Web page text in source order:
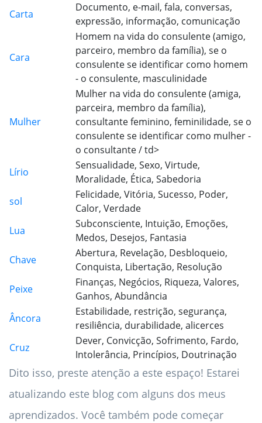
Carta
Documento, e-mail, fala, conversas,
expressão, informação, comunicação
Cara
Homem na vida do consulente (amigo,
parceiro, membro da família), se o
consulente se identificar como homem
- o consulente, masculinidade
Mulher
Mulher na vida do consulente (amiga,
parceira, membro da família),
consultante feminino, feminilidade, se o
consulente se identificar como mulher -
o consultante / td>
Lírio
Sensualidade, Sexo, Virtude,
Moralidade, Ética, Sabedoria
sol
Felicidade, Vitória, Sucesso, Poder,
Calor, Verdade
Lua
Subconsciente, Intuição, Emoções,
Medos, Desejos, Fantasia
Chave
Abertura, Revelação, Desbloqueio,
Conquista, Libertação, Resolução
Peixe
Finanças, Negócios, Riqueza, Valores,
Ganhos, Abundância
Âncora
Estabilidade, restrição, segurança,
resiliência, durabilidade, alicerces
Cruz
Dever, Convicção, Sofrimento, Fardo,
Intolerância, Princípios, Doutrinação
Dito isso, preste atenção a este espaço! Estarei
atualizando este blog com alguns dos meus
aprendizados. Você também pode começar